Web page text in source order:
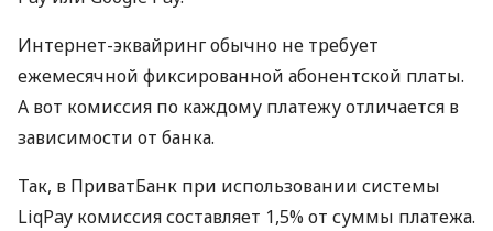
Интернет-эквайринг обычно не требует
ежемесячной фиксированной абонентской платы.
А вот комиссия по каждому платежу отличается в
зависимости от банка.
Так, в ПриватБанк при использовании системы
LiqPay комиссия составляет 1,5% от суммы платежа.